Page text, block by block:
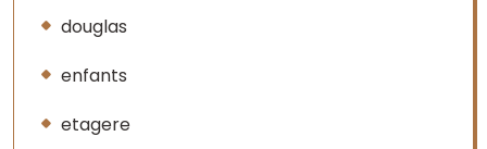
douglas
enfants
etagere